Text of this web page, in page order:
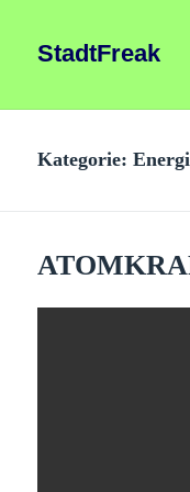
StadtFreak
Kategorie: